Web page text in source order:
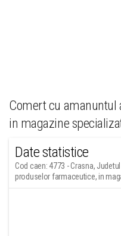
Comert cu amanuntul
in magazine
Date statistice
Cod caen: 4773 - Crasna,
produselor farmaceutice, in